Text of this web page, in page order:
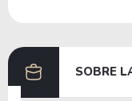
SOBRE